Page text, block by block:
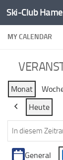
Zum Inhalt
Ski-Club
MY CALENDAR
Monat
Zurück
Heute
In diesem
General